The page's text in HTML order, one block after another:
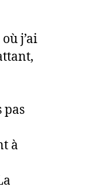
j’ai
pas
à